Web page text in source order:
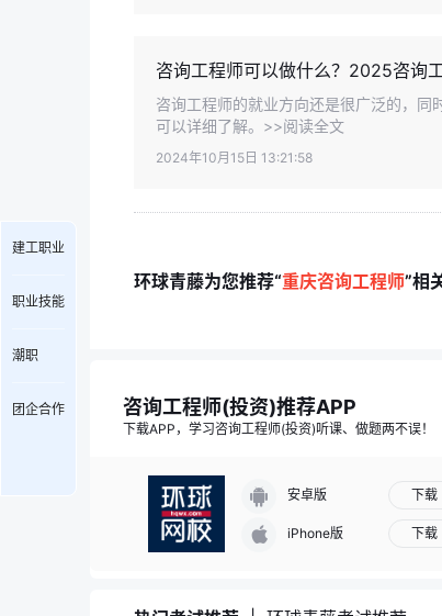
咨询工程师可以做什么？2025咨询
咨询工程师的就业方向还是很广泛的，同
可以详细了解。>>阅读全文
2024年10月15日 13:21:58
环球青藤为您推荐“重庆咨询工程师”相
咨询工程师(投资)推荐APP
下载APP，学习咨询工程师(投资)听课、做题两不误！
安卓版 下载
iPhone版 下载
建工职业
职业技能
潮职
团企合作